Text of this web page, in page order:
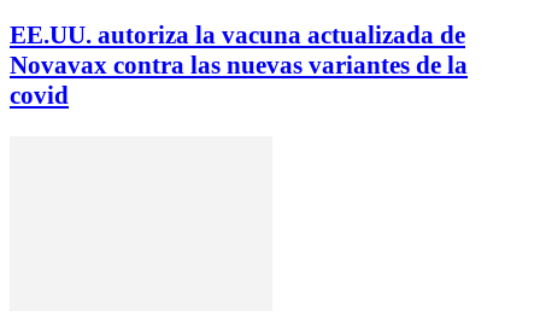
EE.UU. autoriza la vacuna actualizada de
Novavax contra las nuevas variantes de la
covid